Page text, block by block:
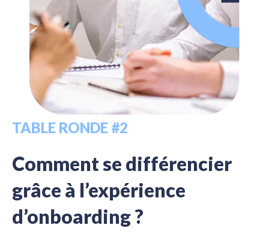
TABLE RONDE #2
Comment se différencier
grâce à l’expérience
d’onboarding ?